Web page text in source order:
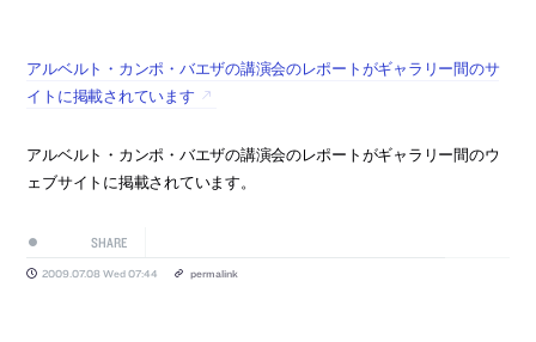
アルベルト・カンポ・バエザの講演会のレポートがギャラリー間のサ
イトに掲載されています
アルベルト・カンポ・バエザの講演会のレポートがギャラリー間のウ
ェブサイトに掲載されています。
SHARE
2009.07.08 Wed 07:44 permalink